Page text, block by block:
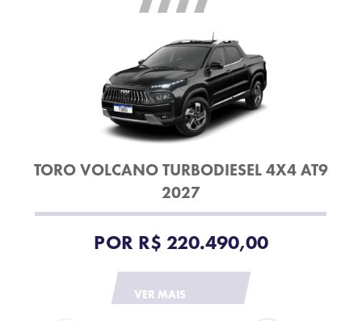
TORO VOLCANO TURBODIESEL 4X4 AT9
2027
POR R$ 220.490,00
VER MAIS